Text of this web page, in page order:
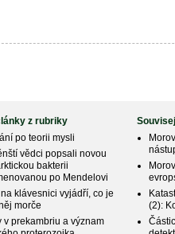
z rubriky
po teorii mysli
vědci popsali novou
bakterii
po Mendelovi
na klávesnici vyjádří, co je
morče
v prekambriu a význam
(2):